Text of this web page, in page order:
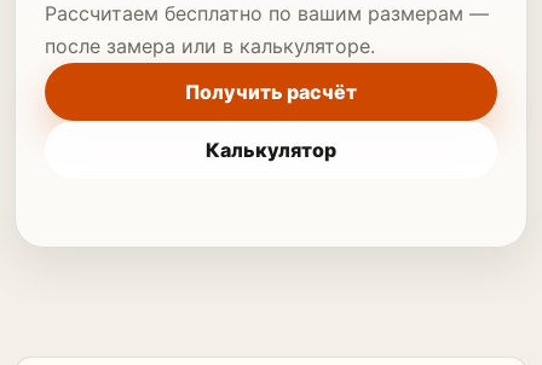
Рассчитаем бесплатно по вашим размерам —
после замера или в калькуляторе.
Получить расчёт
Калькулятор